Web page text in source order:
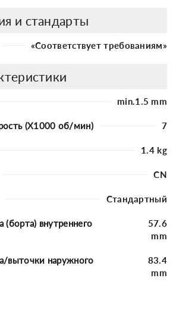
и стандарты
«Соответствует требованиям»
min.1.5 mm
(X1000 об/мин) 7
1.4 kg
CN
Стандартный
внутреннего
57.6
mm
выточки наружного
83.4
mm